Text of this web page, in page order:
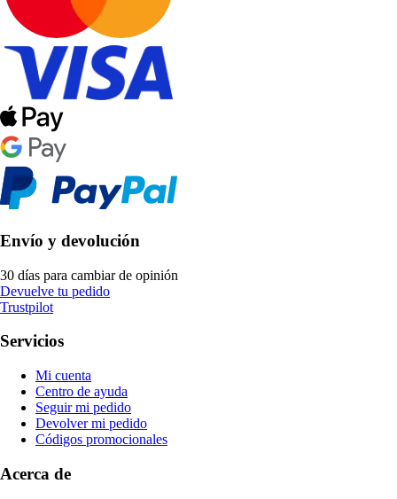
Envío y devolución
30 días para cambiar de opinión
Devuelve tu pedido
Trustpilot
Servicios
Mi cuenta
Centro de ayuda
Seguir mi pedido
Devolver mi pedido
Códigos promocionales
Acerca de